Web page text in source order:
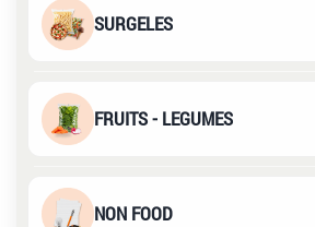
SURGELES
FRUITS - LEGUMES
NON FOOD